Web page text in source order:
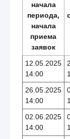
начала
периода,
начала
приема
заявок
12.05.2025
14:00
26.05.2025
14:00
02.06.2025
14:00